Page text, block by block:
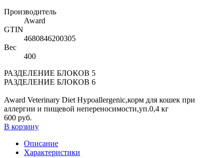
Производитель
Award
GTIN
4680846200305
Вес
400
РАЗДЕЛЕНИЕ БЛОКОВ 5
РАЗДЕЛЕНИЕ БЛОКОВ 6
Award Veterinary Diet Hypoallergenic,корм для кошек при
аллергии и пищевой непереносимости,уп.0,4 кг
600 руб.
В корзину
Описание
Характеристики